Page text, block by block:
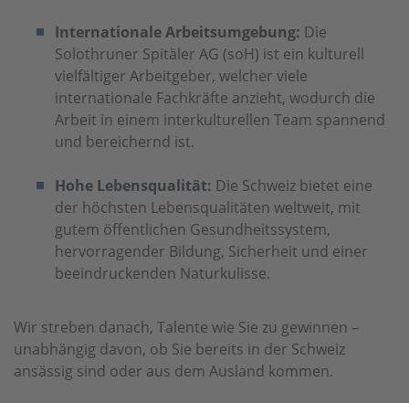
Internationale Arbeitsumgebung: Die
Solothruner Spitäler AG (soH) ist ein kulturell
vielfältiger Arbeitgeber, welcher viele
internationale Fachkräfte anzieht, wodurch die
Arbeit in einem interkulturellen Team spannend
und bereichernd ist.
Hohe Lebensqualität: Die Schweiz bietet eine
der höchsten Lebensqualitäten weltweit, mit
gutem öffentlichen Gesundheitssystem,
hervorragender Bildung, Sicherheit und einer
beeindruckenden Naturkulisse.
Wir streben danach, Talente wie Sie zu gewinnen –
unabhängig davon, ob Sie bereits in der Schweiz
ansässig sind oder aus dem Ausland kommen.